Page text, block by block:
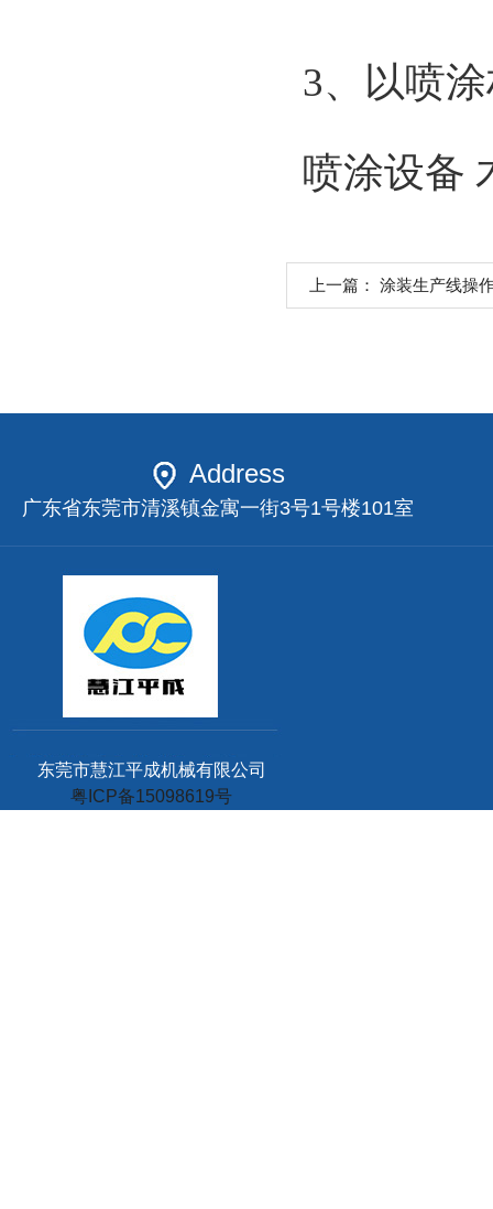
3、以喷
喷涂设备
上一篇： 涂装生产线操
Address
广东省东莞市清溪镇金寓一街3号1号楼101室
东莞市慧江平成机械有限公司
粤ICP备15098619号